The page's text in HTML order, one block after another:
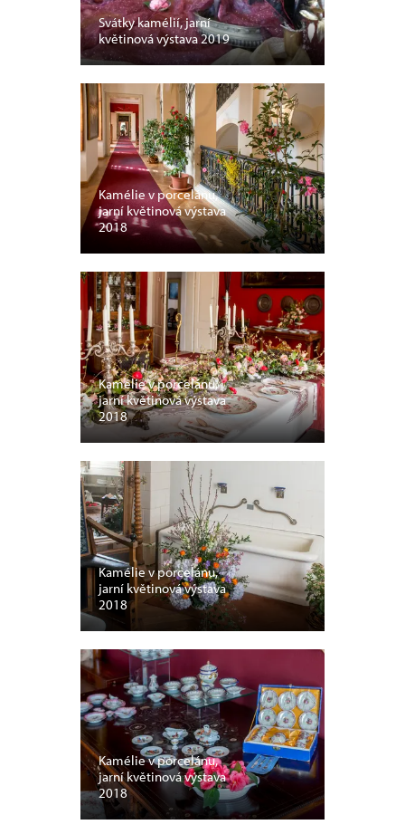
Svátky kamélií, jarní
květinová výstava 2019
Kamélie v porcelánu,
jarní květinová výstava
2018
Kamélie v porcelánu,
jarní květinová výstava
2018
Kamélie v porcelánu,
jarní květinová výstava
2018
Kamélie v porcelánu,
jarní květinová výstava
2018